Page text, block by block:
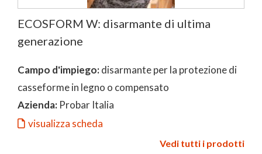
ECOSFORM W: disarmante di ultima
generazione
Campo d'impiego:disarmante per la protezione di
casseforme in legno o compensato
Azienda: Probar Italia
visualizza scheda
Vedi tutti i prodotti